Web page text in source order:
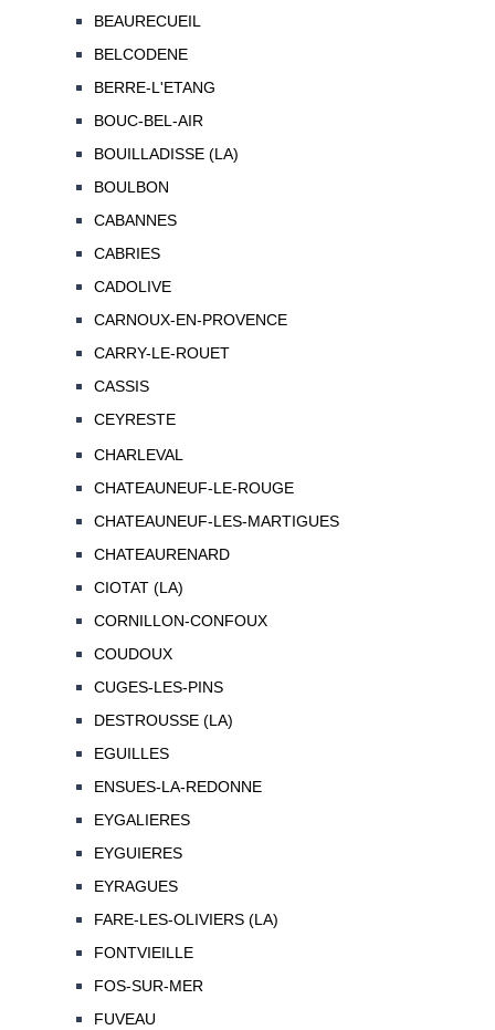
BEAURECUEIL
BELCODENE
BERRE-L'ETANG
BOUC-BEL-AIR
BOUILLADISSE (LA)
BOULBON
CABANNES
CABRIES
CADOLIVE
CARNOUX-EN-PROVENCE
CARRY-LE-ROUET
CASSIS
CEYRESTE
CHARLEVAL
CHATEAUNEUF-LE-ROUGE
CHATEAUNEUF-LES-MARTIGUES
CHATEAURENARD
CIOTAT (LA)
CORNILLON-CONFOUX
COUDOUX
CUGES-LES-PINS
DESTROUSSE (LA)
EGUILLES
ENSUES-LA-REDONNE
EYGALIERES
EYGUIERES
EYRAGUES
FARE-LES-OLIVIERS (LA)
FONTVIEILLE
FOS-SUR-MER
FUVEAU